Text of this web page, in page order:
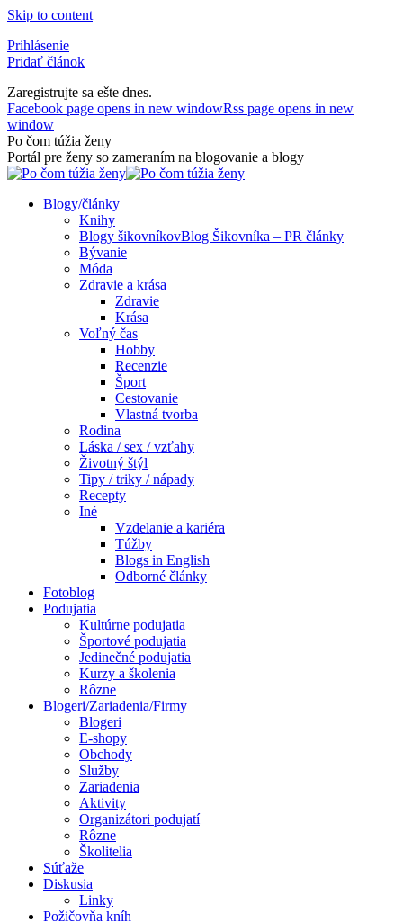
Skip to content
Prihlásenie
Pridať článok
Zaregistrujte sa ešte dnes.
Facebook page opens in new windowRss page opens in new
window
Po čom túžia ženy
Portál pre ženy so zameraním na blogovanie a blogy
Blogy/články
Knihy
Blogy šikovníkovBlog Šikovníka – PR články
Bývanie
Móda
Zdravie a krása
Zdravie
Krása
Voľný čas
Hobby
Recenzie
Šport
Cestovanie
Vlastná tvorba
Rodina
Láska / sex / vzťahy
Životný štýl
Tipy / triky / nápady
Recepty
Iné
Vzdelanie a kariéra
Túžby
Blogs in English
Odborné články
Fotoblog
Podujatia
Kultúrne podujatia
Športové podujatia
Jedinečné podujatia
Kurzy a školenia
Rôzne
Blogeri/Zariadenia/Firmy
Blogeri
E-shopy
Obchody
Služby
Zariadenia
Aktivity
Organizátori podujatí
Rôzne
Školitelia
Súťaže
Diskusia
Linky
Požičovňa kníh